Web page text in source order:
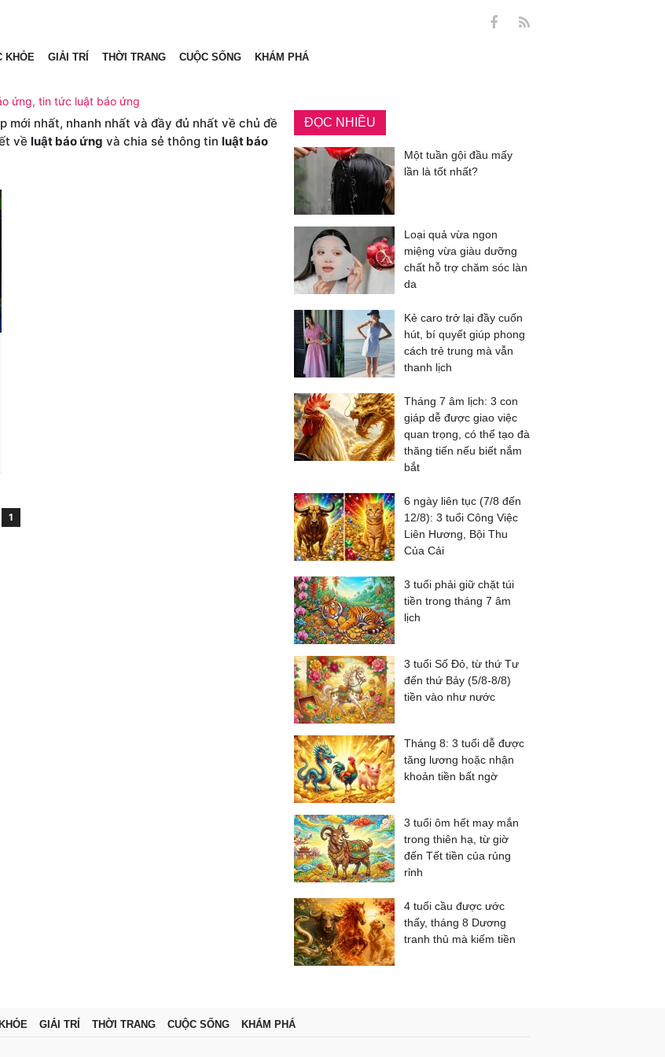
KHỎE GIẢI TRÍ THỜI TRANG CUỘC SỐNG KHÁM PHÁ
ứng, tin tức luật báo ứng
nhất, nhanh nhất và đầy đủ nhất về chủ đề
về luật báo ứng và chia sẻ thông tin luật báo
1
ĐỌC NHIỀU
Một tuần gội đầu mấy
lần là tốt nhất?
Loại quả vừa ngon
miệng vừa giàu dưỡng
chất hỗ trợ chăm sóc làn
da
Kẻ caro trở lại đầy cuốn
hút, bí quyết giúp phong
cách trẻ trung mà vẫn
thanh lịch
Tháng 7 âm lịch: 3 con
giáp dễ được giao việc
quan trọng, có thể tạo đà
thăng tiến nếu biết nắm
bắt
6 ngày liên tục (7/8 đến
12/8): 3 tuổi Công Việc
Liên Hương, Bội Thu
Của Cải
3 tuổi phải giữ chặt túi
tiền trong tháng 7 âm
lịch
3 tuổi Số Đỏ, từ thứ Tư
đến thứ Bảy (5/8-8/8)
tiền vào như nước
Tháng 8: 3 tuổi dễ được
tăng lương hoặc nhận
khoản tiền bất ngờ
3 tuổi ôm hết may mắn
trong thiên hạ, từ giờ
đến Tết tiền của rủng
rỉnh
4 tuổi cầu được ước
thấy, tháng 8 Dương
tranh thủ mà kiếm tiền
GIẢI TRÍ THỜI TRANG CUỘC SỐNG KHÁM PHÁ